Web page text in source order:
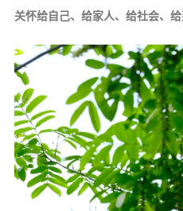
关怀给自己、给家人、给社会、给